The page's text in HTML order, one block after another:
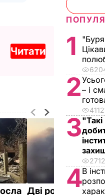
Читати
Дві російські
1
2– і
3
4В